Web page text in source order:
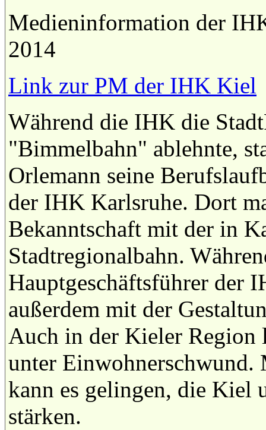
Medieninformation der
2014
Link zur PM der IHK Kiel
Während die IHK die
"Bimmelbahn" ablehnte,
Orlemann seine
der IHK Karlsruhe. Dort
Bekanntschaft mit der in
Stadtregionalbahn.
Hauptgeschäftsführer der
außerdem mit der
Auch in der Kieler Region
unter Einwohnerschwund.
kann es gelingen, die Kiel
stärken.